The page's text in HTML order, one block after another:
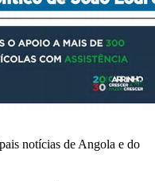
notícias de Angola e do